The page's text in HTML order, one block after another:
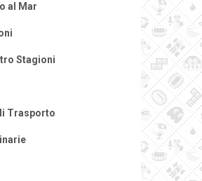
al Mar
Stagioni
Trasporto